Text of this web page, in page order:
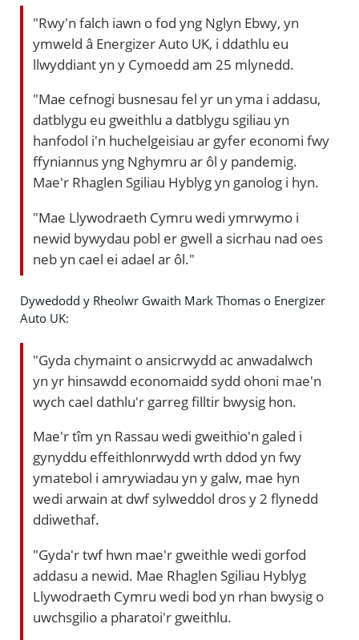
"Rwy'n falch iawn o fod yng Nglyn Ebwy, yn
ymweld â Energizer Auto UK, i ddathlu eu
llwyddiant yn y Cymoedd am 25 mlynedd.
"Mae cefnogi busnesau fel yr un yma i addasu,
datblygu eu gweithlu a datblygu sgiliau yn
hanfodol i'n huchelgeisiau ar gyfer economi fwy
ffyniannus yng Nghymru ar ôl y pandemig.
Mae'r Rhaglen Sgiliau Hyblyg yn ganolog i hyn.
"Mae Llywodraeth Cymru wedi ymrwymo i
newid bywydau pobl er gwell a sicrhau nad oes
neb yn cael ei adael ar ôl."
Dywedodd y Rheolwr Gwaith Mark Thomas o Energizer
Auto UK:
"Gyda chymaint o ansicrwydd ac anwadalwch
yn yr hinsawdd economaidd sydd ohoni mae'n
wych cael dathlu'r garreg filltir bwysig hon.
Mae'r tîm yn Rassau wedi gweithio'n galed i
gynyddu effeithlonrwydd wrth ddod yn fwy
ymatebol i amrywiadau yn y galw, mae hyn
wedi arwain at dwf sylweddol dros y 2 flynedd
ddiwethaf.
"Gyda'r twf hwn mae'r gweithle wedi gorfod
addasu a newid. Mae Rhaglen Sgiliau Hyblyg
Llywodraeth Cymru wedi bod yn rhan bwysig o
uwchsgilio a pharatoi'r gweithlu.